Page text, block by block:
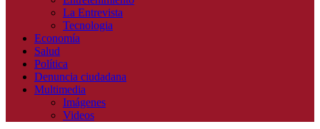
La Entrevista
Tecnologia
Economía
Salud
Política
Denuncia ciudadana
Multimedia
Imágenes
Videos